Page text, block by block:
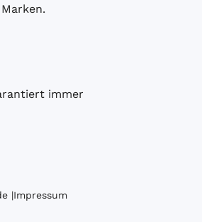
immer
|Impressum